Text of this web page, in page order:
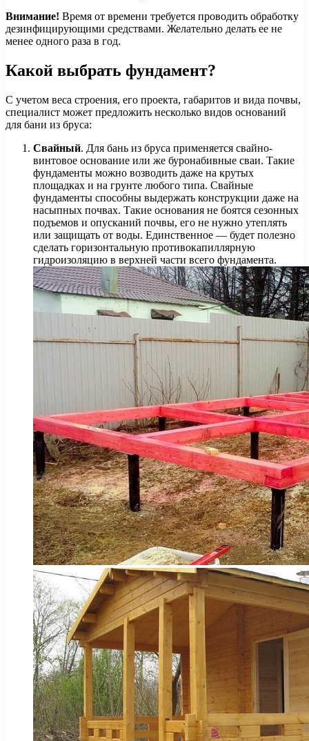
Внимание! Время от времени требуется проводить обработку
дезинфицирующими средствами. Желательно делать ее не
менее одного раза в год.
Какой выбрать фундамент?
С учетом веса строения, его проекта, габаритов и вида почвы,
специалист может предложить несколько видов оснований
для бани из бруса:
Свайный. Для бань из бруса применяется свайно-
винтовое основание или же буронабивные сваи. Такие
фундаменты можно возводить даже на крутых
площадках и на грунте любого типа. Свайные
фундаменты способны выдержать конструкции даже на
насыпных почвах. Такие основания не боятся сезонных
подъемов и опусканий почвы, его не нужно утеплять
или защищать от воды. Единственное — будет полезно
сделать горизонтальную противокапиллярную
гидроизоляцию в верхней части всего фундамента.